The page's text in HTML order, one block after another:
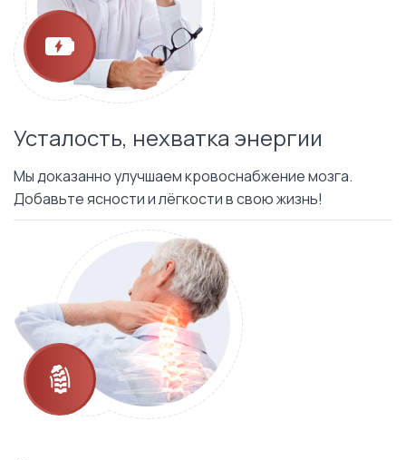
Усталость, нехватка энергии
Мы доказанно улучшаем кровоснабжение мозга.
Добавьте ясности и лёгкости в свою жизнь!